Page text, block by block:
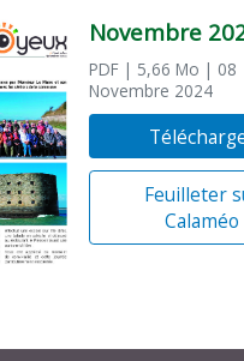
Novembre
PDF | 5,66 Mo | 08
Novembre 2024
Feuilleter
Calaméo